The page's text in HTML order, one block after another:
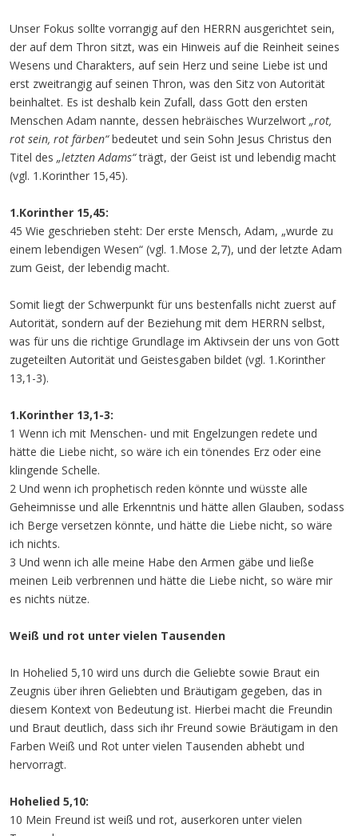
Unser Fokus sollte vorrangig auf den HERRN ausgerichtet sein,
der auf dem Thron sitzt, was ein Hinweis auf die Reinheit seines
Wesens und Charakters, auf sein Herz und seine Liebe ist und
erst zweitrangig auf seinen Thron, was den Sitz von Autorität
beinhaltet. Es ist deshalb kein Zufall, dass Gott den ersten
Menschen Adam nannte, dessen hebräisches Wurzelwort „rot,
rot sein, rot färben“bedeutet und sein Sohn Jesus Christus den
Titel des „letzten Adams“trägt, der Geist ist und lebendig macht
(vgl. 1.Korinther 15,45).
1.Korinther 15,45:
45 Wie geschrieben steht: Der erste Mensch, Adam, „wurde zu
einem lebendigen Wesen“ (vgl. 1.Mose 2,7), und der letzte Adam
zum Geist, der lebendig macht.
Somit liegt der Schwerpunkt für uns bestenfalls nicht zuerst auf
Autorität, sondern auf der Beziehung mit dem HERRN selbst,
was für uns die richtige Grundlage im Aktivsein der uns von Gott
zugeteilten Autorität und Geistesgaben bildet (vgl. 1.Korinther
13,1-3).
1.Korinther 13,1-3:
1 Wenn ich mit Menschen- und mit Engelzungen redete und
hätte die Liebe nicht, so wäre ich ein tönendes Erz oder eine
klingende Schelle.
2 Und wenn ich prophetisch reden könnte und wüsste alle
Geheimnisse und alle Erkenntnis und hätte allen Glauben, sodass
ich Berge versetzen könnte, und hätte die Liebe nicht, so wäre
ich nichts.
3 Und wenn ich alle meine Habe den Armen gäbe und ließe
meinen Leib verbrennen und hätte die Liebe nicht, so wäre mir
es nichts nütze.
Weiß und rot unter vielen Tausenden
In Hohelied 5,10 wird uns durch die Geliebte sowie Braut ein
Zeugnis über ihren Geliebten und Bräutigam gegeben, das in
diesem Kontext von Bedeutung ist. Hierbei macht die Freundin
und Braut deutlich, dass sich ihr Freund sowie Bräutigam in den
Farben Weiß und Rot unter vielen Tausenden abhebt und
hervorragt.
Hohelied 5,10:
10 Mein Freund ist weiß und rot, auserkoren unter vielen